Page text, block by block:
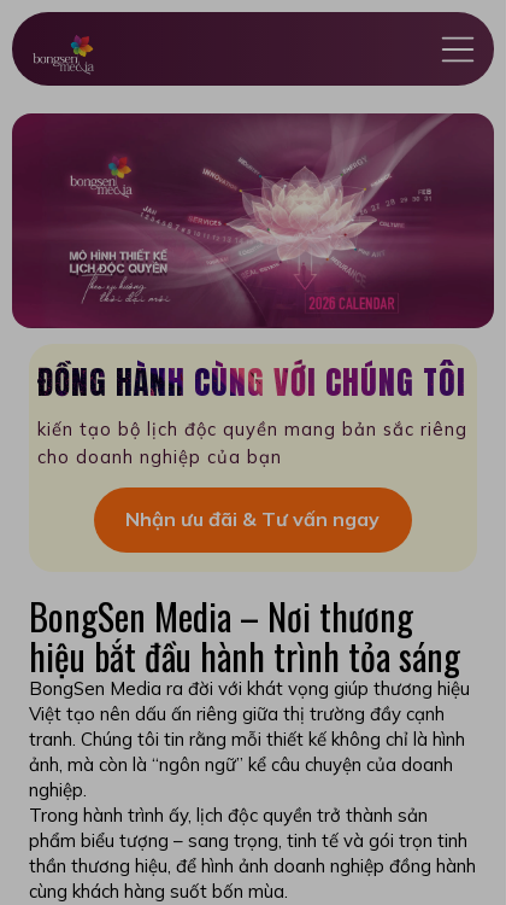
BongSen Media – Nơi thương
hiệu bắt đầu hành trình tỏa sáng
BongSen Media ra đời với khát vọng giúp thương hiệu
Việt tạo nên dấu ấn riêng giữa thị trường đầy cạnh
tranh. Chúng tôi tin rằng mỗi thiết kế không chỉ là hình
ảnh, mà còn là “ngôn ngữ” kể câu chuyện của doanh
nghiệp.
Trong hành trình ấy, lịch độc quyền trở thành sản
phẩm biểu tượng – sang trọng, tinh tế và gói trọn tinh
thần thương hiệu, để hình ảnh doanh nghiệp đồng hành
cùng khách hàng suốt bốn mùa.
ĐỒNG HÀNH CÙNG VỚI CHÚNG TÔI
kiến tạo bộ lịch độc quyền mang bản sắc riêng
cho doanh nghiệp của bạn
Nhận ưu đãi & Tư vấn ngay